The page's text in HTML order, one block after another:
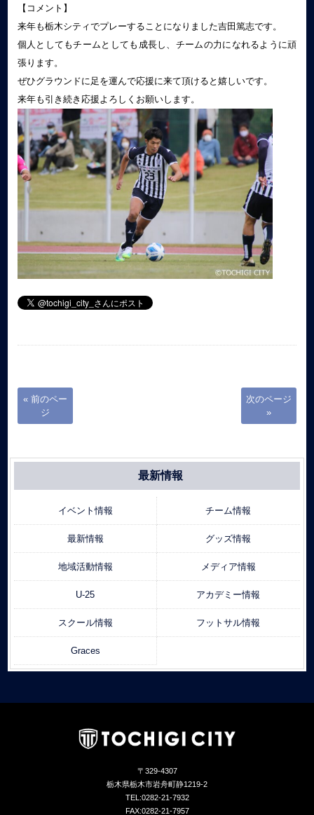
【コメント】
来年も栃木シティでプレーすることになりました吉田篤志です。
個人としてもチームとしても成長し、チームの力になれるように頑
張ります。
ぜひグラウンドに足を運んで応援に来て頂けると嬉しいです。
来年も引き続き応援よろしくお願いします。
« 前のペー
ジ
次のページ
»
最新情報
イベント情報 チーム情報
最新情報 グッズ情報
地域活動情報 メディア情報
U-25 アカデミー情報
スクール情報 フットサル情報
Graces
〒329-4307
栃木県栃木市岩舟町静1219-2
TEL:0282-21-7932
FAX:0282-21-7957